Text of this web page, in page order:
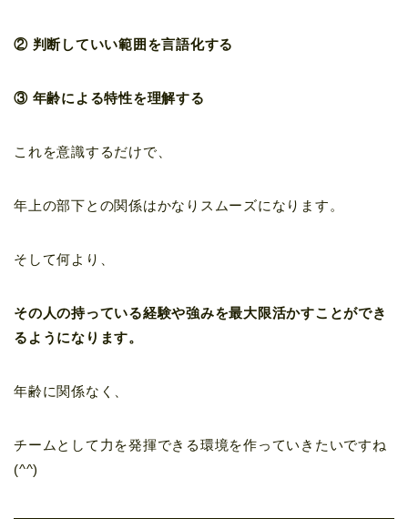
② 判断していい範囲を言語化する
③ 年齢による特性を理解する
これを意識するだけで、
年上の部下との関係はかなりスムーズになります。
そして何より、
その人の持っている経験や強みを最大限活かすことができ
るようになります。
年齢に関係なく、
チームとして力を発揮できる環境を作っていきたいですね
(^^)